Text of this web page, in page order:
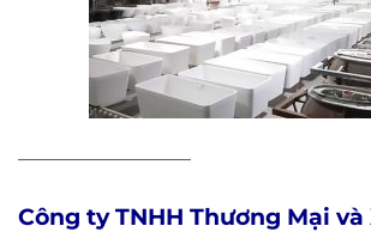
—————————
Công ty TNHH Thương Mại